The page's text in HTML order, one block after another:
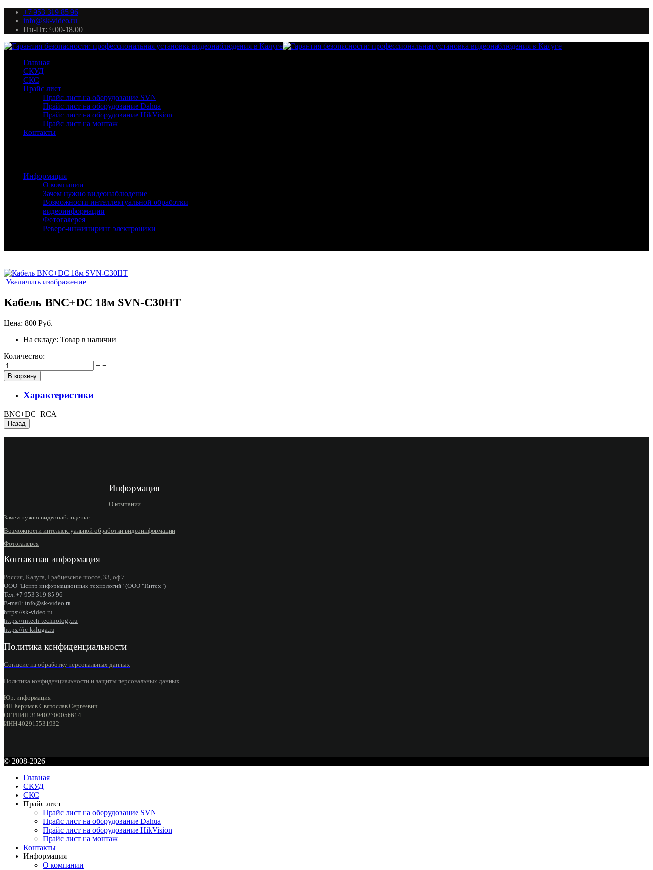
+7 953 319 85 96
info@sk-video.ru
Пн-Пт: 9.00-18.00
Главная
СКУД
СКС
Прайс лист
Прайс лист на оборудование SVN
Прайс лист на оборудование Dahua
Прайс лист на оборудование HikVision
Прайс лист на монтаж
Контакты
Информация
О компании
Зачем нужно видеонаблюдение
Возможности интеллектуальной обработки
видеоинформации
Фотогалерея
Реверс-инжиниринг электроники
Увеличить изображение
Кабель BNC+DC 18м SVN-C30HT
Цена: 800 Руб.
На складе: Товар в наличии
Количество:
− +
Характеристики
BNC+DC+RCA
Информация
О компании
Зачем нужно видеонаблюдение
Возможности интеллектуальной обработки видеоинформации
Фотогалерея
Контактная информация
Россия, Калуга, Грабцевское шоссе, 33, оф.7
ООО "Центр информационных технологий" (ООО "Интех")
Тел. +7 953 319 85 96
E-mail: info@sk-video.ru
https://sk-video.ru
https://intech-technology.ru
https://ic-kaluga.ru
Политика конфиденциальности
Согласие на обработку персональных данных
Политика конфиденциальности и защиты персональных данных
Юр. информация
ИП Керимов Святослав Сергеевич
ОГРНИП 319402700056614
ИНН 402915531932
© 2008-2026
Главная
СКУД
СКС
Прайс лист
Прайс лист на оборудование SVN
Прайс лист на оборудование Dahua
Прайс лист на оборудование HikVision
Прайс лист на монтаж
Контакты
Информация
О компании